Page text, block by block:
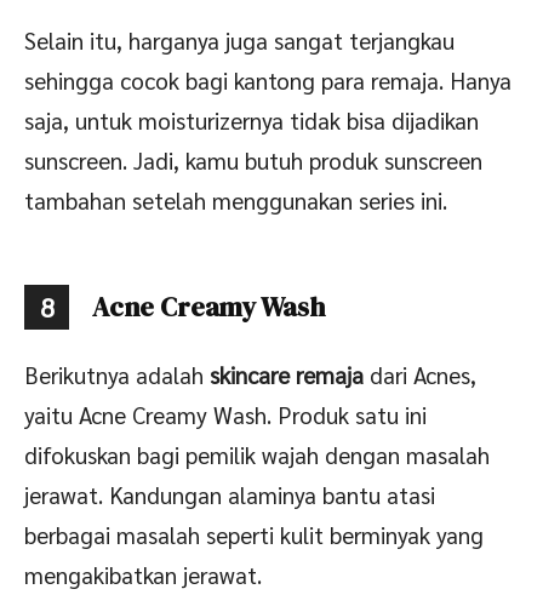
Selain itu, harganya juga sangat terjangkau
sehingga cocok bagi kantong para remaja. Hanya
saja, untuk moisturizernya tidak bisa dijadikan
sunscreen. Jadi, kamu butuh produk sunscreen
tambahan setelah menggunakan series ini.
8 Acne Creamy Wash
Berikutnya adalah skincare remaja dari Acnes,
yaitu Acne Creamy Wash. Produk satu ini
difokuskan bagi pemilik wajah dengan masalah
jerawat. Kandungan alaminya bantu atasi
berbagai masalah seperti kulit berminyak yang
mengakibatkan jerawat.